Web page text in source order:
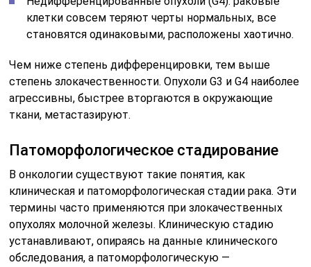
клетки совсем теряют черты нормальных, все
становятся одинаковыми, расположены хаотично.
Чем ниже степень дифференцировки, тем выше
степень злокачественности. Опухоли G3 и G4 наиболее
агрессивны, быстрее вторгаются в окружающие
ткани, метастазируют.
Патоморфологическое стадирование
В онкологии существуют такие понятия, как
клиническая и патоморфологическая стадии рака. Эти
термины часто применяются при злокачественных
опухолях молочной железы. Клиническую стадию
устанавливают, опираясь на данные клинического
обследования, а патоморфологическую —